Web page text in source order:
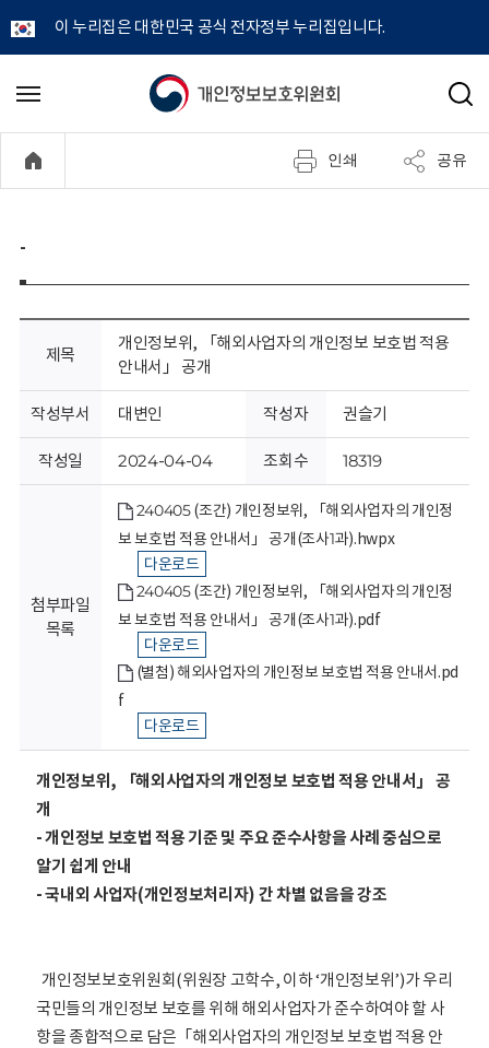
이 누리집은 대한민국 공식 전자정부 누리집입니다.
개
정
보
호
위
원
회
메
기
검
인쇄 공유
-
제목
개인정보위, 「해외사업자의 개인정보 보호법 적용
안내서」 공개
작성부서 대변인 작성자 권슬기
작성일 2024-04-04 조회수 18319
첨부파일
목록
240405 (조간) 개인정보위, 「해외사업자의 개인정
보 보호법 적용 안내서」 공개(조사1과).hwpx
다운로드
240405 (조간) 개인정보위, 「해외사업자의 개인정
보 보호법 적용 안내서」 공개(조사1과).pdf
다운로드
(별첨) 해외사업자의 개인정보 보호법 적용 안내서.pd
f
다운로드
개인정보위, 「해외사업자의 개인정보 보호법 적용 안내서」 공
개
- 개인정보 보호법 적용 기준 및 주요 준수사항을 사례 중심으로
알기 쉽게 안내
- 국내외 사업자(개인정보처리자) 간 차별 없음을 강조
개인정보보호위원회(위원장 고학수, 이하 ‘개인정보위’)가 우리
국민들의 개인정보 보호를 위해 해외사업자가 준수하여야 할 사
항을 종합적으로 담은「해외사업자의 개인정보 보호법 적용 안